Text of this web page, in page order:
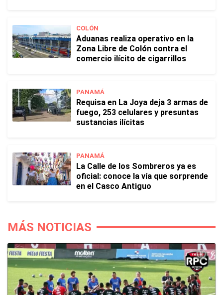
COLÓN
Aduanas realiza operativo en la
Zona Libre de Colón contra el
comercio ilícito de cigarrillos
PANAMÁ
Requisa en La Joya deja 3 armas de
fuego, 253 celulares y presuntas
sustancias ilícitas
PANAMÁ
La Calle de los Sombreros ya es
oficial: conoce la vía que sorprende
en el Casco Antiguo
MÁS NOTICIAS